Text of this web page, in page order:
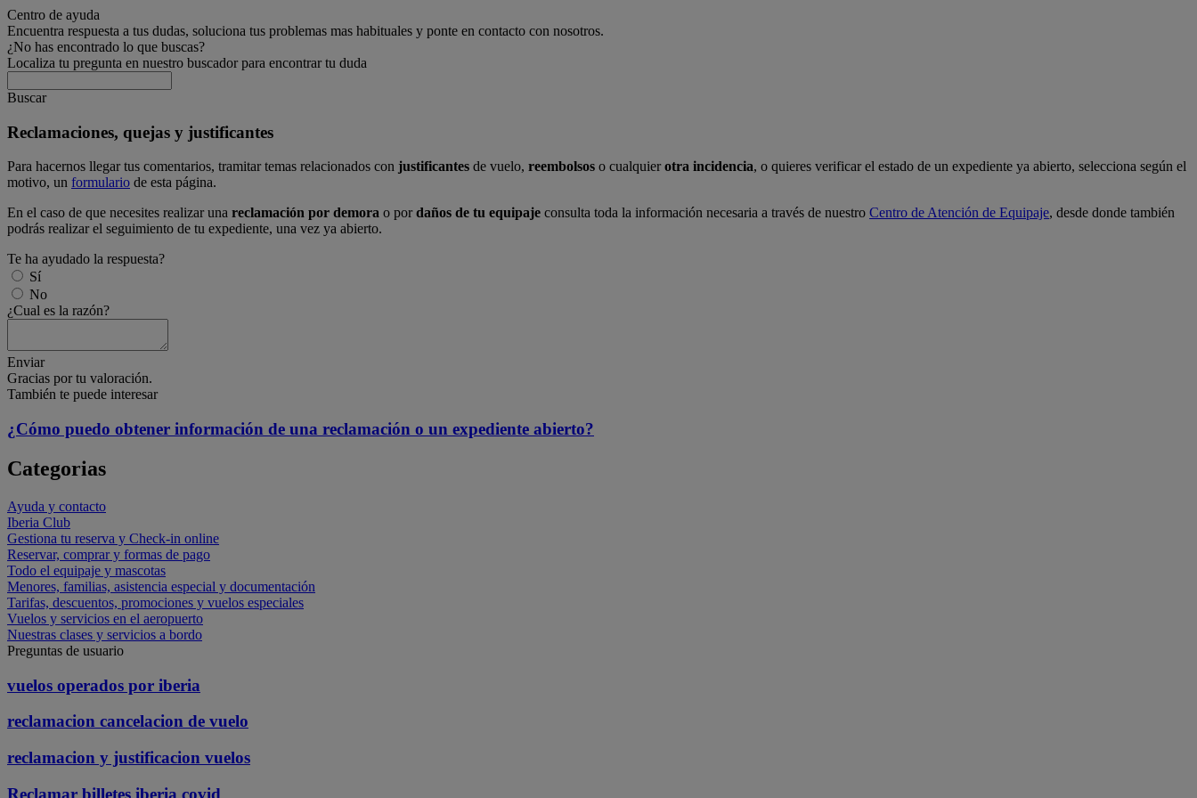
Centro de ayuda
Encuentra respuesta a tus dudas, soluciona tus problemas mas habituales y ponte en contacto con nosotros.
¿No has encontrado lo que buscas?
Localiza tu pregunta en nuestro buscador para encontrar tu duda
Buscar
Reclamaciones, quejas y justificantes
Para hacernos llegar tus comentarios, tramitar temas relacionados con justificantes de vuelo, reembolsos o cualquierotra incidencia, o quieres verificar el estado de un expediente ya abierto, selecciona según el
motivo, un formulario de esta página.
En el caso de que necesites realizar una reclamación por demora o pordaños de tu equipaje consulta toda la información necesaria a través de nuestro Centro de Atención de Equipaje, desde donde también
podrás realizar el seguimiento de tu expediente, una vez ya abierto.
Te ha ayudado la respuesta?
Sí
No
¿Cual es la razón?
Enviar
Gracias por tu valoración.
También te puede interesar
¿Cómo puedo obtener información de una reclamación o un expediente abierto?
Categorias
Ayuda y contacto
Iberia Club
Gestiona tu reserva y Check-in online
Reservar, comprar y formas de pago
Todo el equipaje y mascotas
Menores, familias, asistencia especial y documentación
Tarifas, descuentos, promociones y vuelos especiales
Vuelos y servicios en el aeropuerto
Nuestras clases y servicios a bordo
Preguntas de usuario
vuelos operados por iberia
reclamacion cancelacion de vuelo
reclamacion y justificacion vuelos
Reclamar billetes iberia covid